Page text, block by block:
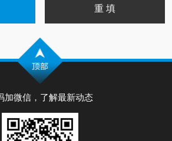
加微信，了解最新动态